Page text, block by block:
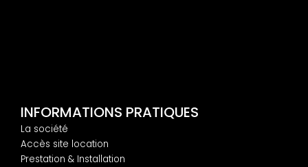
INFORMATIONS PRATIQUES
La société
Accès site location
Prestation & Installation